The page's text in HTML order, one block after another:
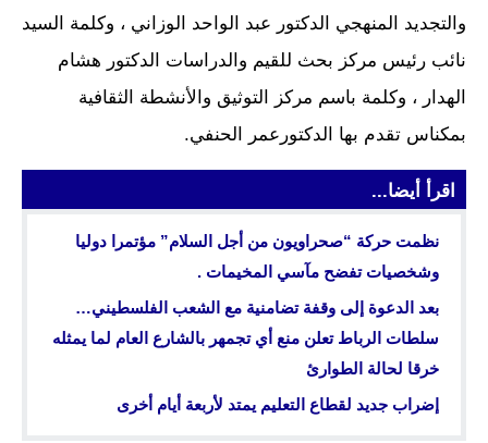
والتجديد المنهجي الدكتور عبد الواحد الوزاني ، وكلمة السيد
نائب رئيس مركز بحث للقيم والدراسات الدكتور هشام
الهدار ، وكلمة باسم مركز التوثيق والأنشطة الثقافية
بمكناس تقدم بها الدكتورعمر الحنفي.
اقرأ أيضا...
نظمت حركة “صحراويون من أجل السلام” مؤتمرا دوليا
وشخصيات تفضح مآسي المخيمات .
بعد الدعوة إلى وقفة تضامنية مع الشعب الفلسطيني…
سلطات الرباط تعلن منع أي تجمهر بالشارع العام لما يمثله
خرقا لحالة الطوارئ
إضراب جديد لقطاع التعليم يمتد لأربعة أيام أخرى